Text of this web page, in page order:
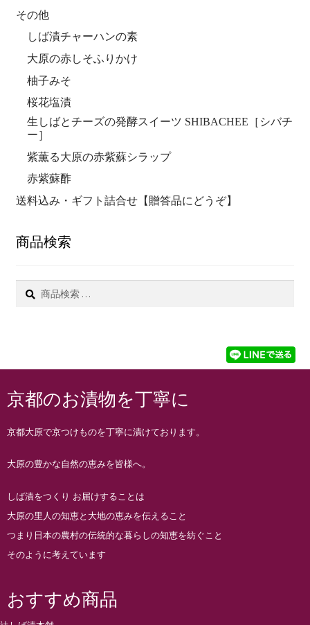
その他
しば漬チャーハンの素
大原の赤しそふりかけ
柚子みそ
桜花塩漬
生しばとチーズの発酵スイーツ SHIBACHEE［シバチ
ー］
紫薫る大原の赤紫蘇シラップ
赤紫蘇酢
送料込み・ギフト詰合せ【贈答品にどうぞ】
商品検索
京都のお漬物を丁寧に
京都大原で京つけものを丁寧に漬けております。
大原の豊かな自然の恵みを皆様へ。
しば漬をつくり お届けすることは
大原の里人の知恵と大地の恵みを伝えること
つまり日本の農村の伝統的な暮らしの知恵を紡ぐこと
そのように考えています
おすすめ商品